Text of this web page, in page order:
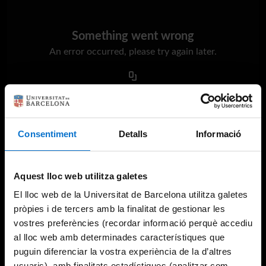
Consentiment Detalls Informació
Aquest lloc web utilitza galetes
El lloc web de la Universitat de Barcelona utilitza galetes
pròpies i de tercers amb la finalitat de gestionar les
vostres preferències (recordar informació perquè accediu
al lloc web amb determinades característiques que
puguin diferenciar la vostra experiència de la d’altres
Something went wrong
An error occurred, please try again later.